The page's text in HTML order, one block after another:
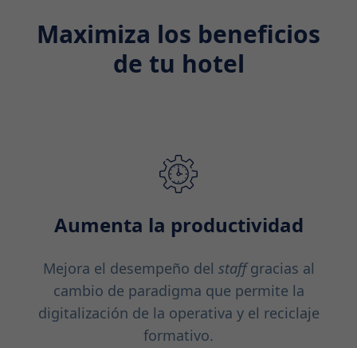
Maximiza los beneficios
de tu hotel
Aumenta la productividad
Mejora el desempeño del staffgracias al
cambio de paradigma que permite la
digitalización de la operativa y el reciclaje
formativo.